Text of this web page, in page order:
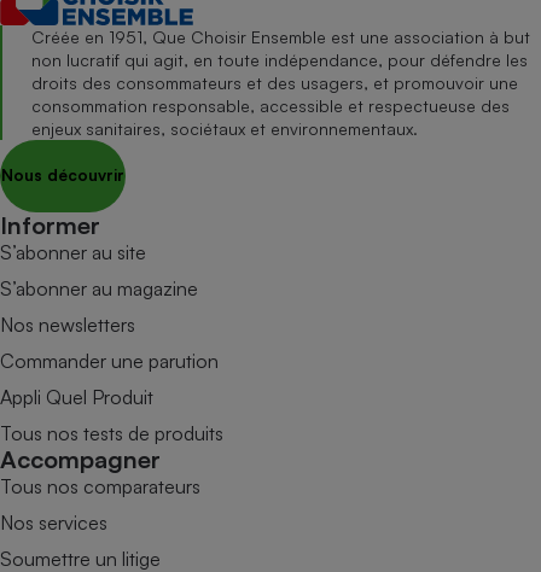
Créée en 1951, Que Choisir Ensemble est une association à but
non lucratif qui agit, en toute indépendance, pour défendre les
droits des consommateurs et des usagers, et promouvoir une
consommation responsable, accessible et respectueuse des
enjeux sanitaires, sociétaux et environnementaux.
Nous découvrir
Informer
S’abonner au site
S’abonner au magazine
Nos newsletters
Commander une parution
Appli Quel Produit
Tous nos tests de produits
Accompagner
Tous nos comparateurs
Nos services
Soumettre un litige